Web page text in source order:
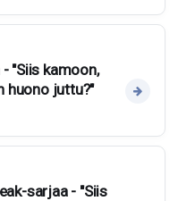
"Siis kamoon,
huono juttu?"
sarjaa - "Siis